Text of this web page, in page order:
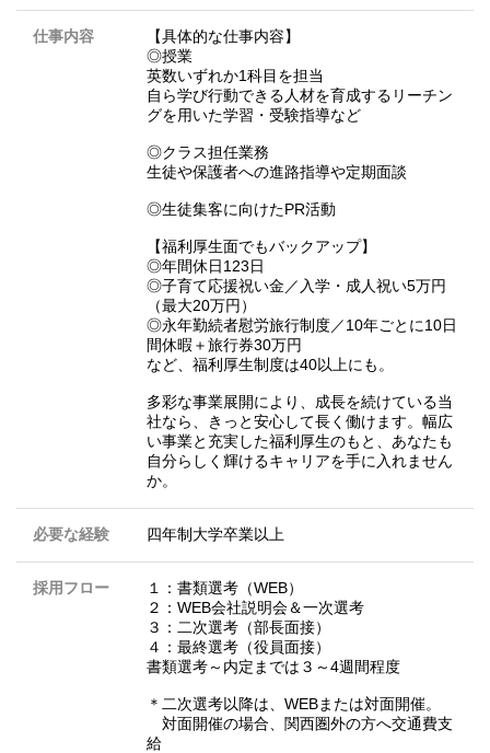
仕事内容
【具体的な仕事内容】
◎授業
英数いずれか1科目を担当
自ら学び行動できる人材を育成するリーチン
グを用いた学習・受験指導など
◎クラス担任業務
生徒や保護者への進路指導や定期面談
◎生徒集客に向けたPR活動
【福利厚生面でもバックアップ】
◎年間休日123日
◎子育て応援祝い金／入学・成人祝い5万円
（最大20万円）
◎永年勤続者慰労旅行制度／10年ごとに10日
間休暇＋旅行券30万円
など、福利厚生制度は40以上にも。
多彩な事業展開により、成長を続けている当
社なら、きっと安心して長く働けます。幅広
い事業と充実した福利厚生のもと、あなたも
自分らしく輝けるキャリアを手に入れません
か。
必要な経験 四年制大学卒業以上
採用フロー
１：書類選考（WEB）
２：WEB会社説明会＆一次選考
３：二次選考（部長面接）
４：最終選考（役員面接）
書類選考～内定までは３～4週間程度
＊二次選考以降は、WEBまたは対面開催。
対面開催の場合、関西圏外の方へ交通費支
給